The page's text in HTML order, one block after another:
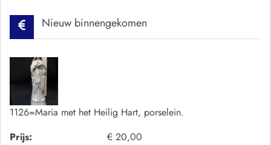
Nieuw binnengekomen
1126=Maria met het Heilig Hart, porselein.
Prijs:
€ 20,00